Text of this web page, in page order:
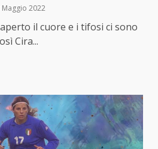
Maggio 2022
il cuore e i tifosi ci sono
Cira...